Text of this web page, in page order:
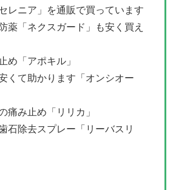
レニア」を通販で買っています
薬「ネクスガード」も安く買え
「アポキル」
くて助かります「オンシオー
み止め「リリカ」
石除去スプレー「リーバスリ